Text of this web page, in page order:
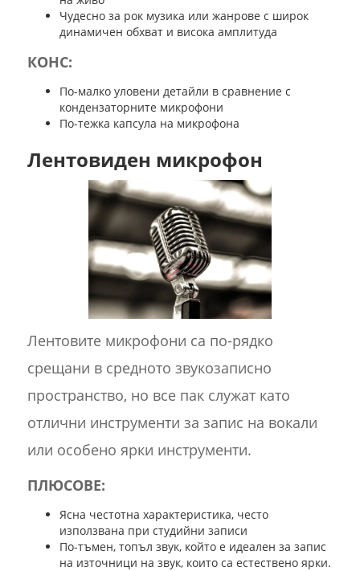
Чудесно за рок музика или жанрове с широк
динамичен обхват и висока амплитуда
КОНС:
По-малко уловени детайли в сравнение с
кондензаторните микрофони
По-тежка капсула на микрофона
Лентовиден микрофон
Лентовите микрофони са по-рядко
срещани в средното звукозаписно
пространство, но все пак служат като
отлични инструменти за запис на вокали
или особено ярки инструменти.
ПЛЮСОВЕ:
Ясна честотна характеристика, често
използвана при студийни записи
По-тъмен, топъл звук, който е идеален за запис
на източници на звук, които са естествено ярки.